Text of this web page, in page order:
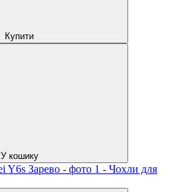
Купити
У кошику